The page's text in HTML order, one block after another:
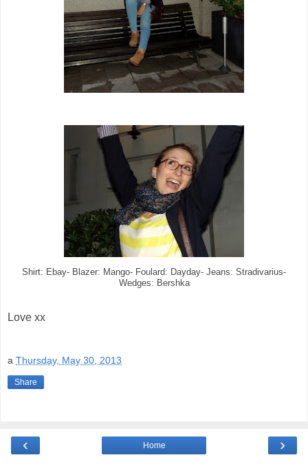
Shirt: Ebay- Blazer: Mango- Foulard: Dayday- Jeans: Stradivarius-
Wedges: Bershka
Love xx
a Thursday, May 30, 2013
Share
‹ ›
Home